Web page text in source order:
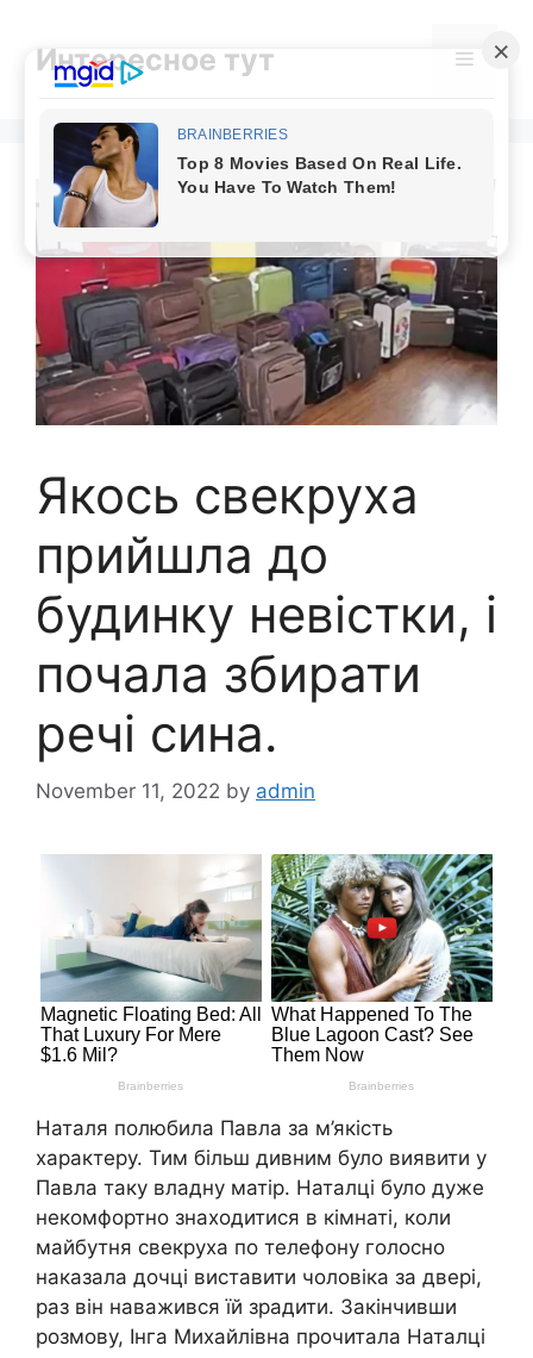
contentИнтересное тут Menu
Якось свекруха
прийшла до
будинку невістки, і
почала збирати
речі сина.
November 11, 2022 by admin
Наталя полюбила Павла за м’якість
характеру. Тим більш дивним було виявити у
Павла таку владну матір. Наталці було дуже
некомфортно знаходитися в кімнаті, коли
майбутня свекруха по телефону голосно
наказала дочці виставити чоловіка за двері,
раз він наважився їй зрадити. Закінчивши
розмову, Інга Михайлівна прочитала Наталці